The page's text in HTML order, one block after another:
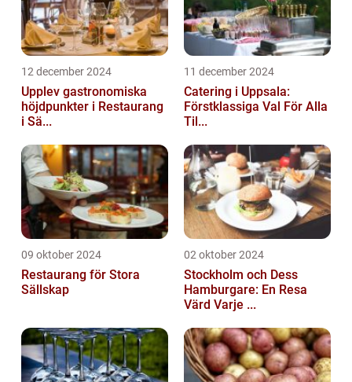
12 december 2024
Upplev gastronomiska
höjdpunkter i Restaurang
i Sä...
11 december 2024
Catering i Uppsala:
Förstklassiga Val För Alla
Til...
09 oktober 2024
Restaurang för Stora
Sällskap
02 oktober 2024
Stockholm och Dess
Hamburgare: En Resa
Värd Varje ...